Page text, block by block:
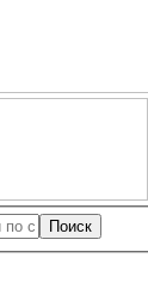
Поиск